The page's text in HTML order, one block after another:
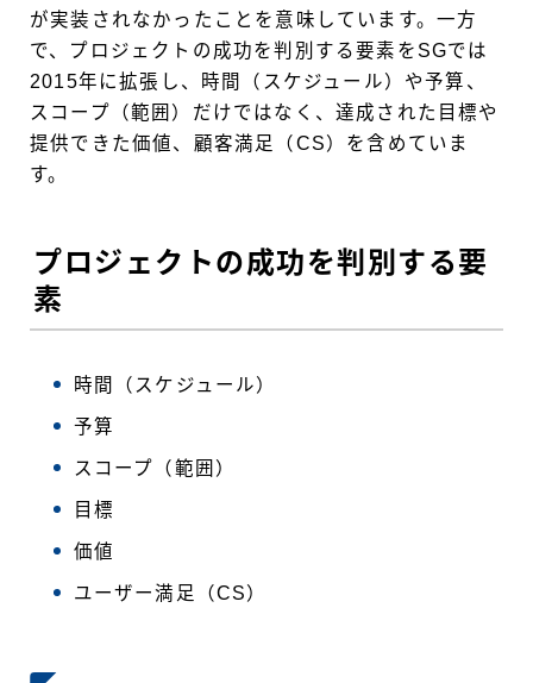
が実装されなかったことを意味しています。一方
で、プロジェクトの成功を判別する要素をSGでは
2015年に拡張し、時間（スケジュール）や予算、
スコープ（範囲）だけではなく、達成された目標や
提供できた価値、顧客満足（CS）を含めていま
す。
プロジェクトの成功を判別する要
素
時間（スケジュール）
予算
スコープ（範囲）
目標
価値
ユーザー満足（CS）